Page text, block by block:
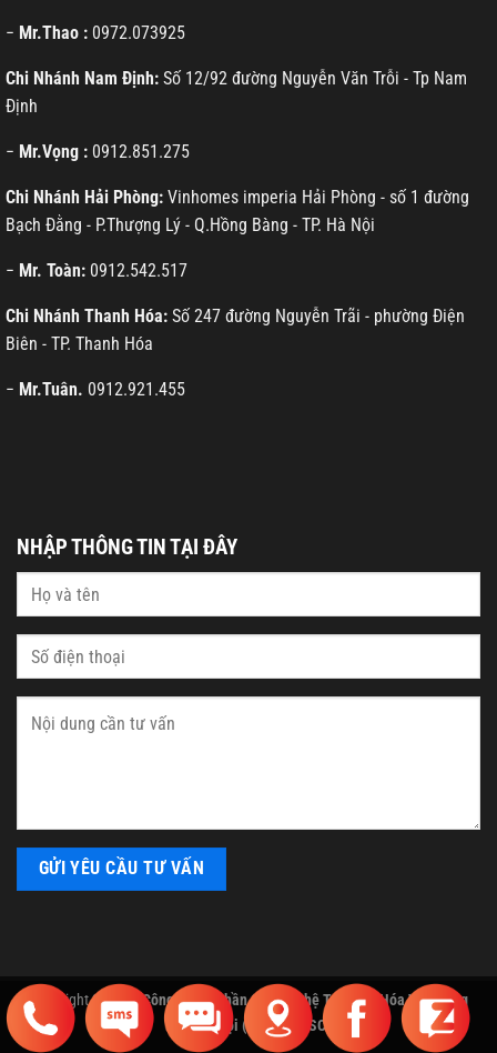
− Mr.Thao : 0972.073925
Chi Nhánh Nam Định: Số 12/92 đường Nguyễn Văn Trỗi - Tp Nam
Định
− Mr.Vọng : 0912.851.275
Chi Nhánh Hải Phòng: Vinhomes imperia Hải Phòng - số 1 đường
Bạch Đằng - P.Thượng Lý - Q.Hồng Bàng - TP. Hà Nội
− Mr. Toàn: 0912.542.517
Chi Nhánh Thanh Hóa: Số 247 đường Nguyễn Trãi - phường Điện
Biên - TP. Thanh Hóa
− Mr.Tuân. 0912.921.455
NHẬP THÔNG TIN TẠI ĐÂY
Copyright 2026 © Công Ty Cổ Phần Công Nghệ Tự Động Hóa Và Thang
Máy Hà Nội (HANEC.,JSC)